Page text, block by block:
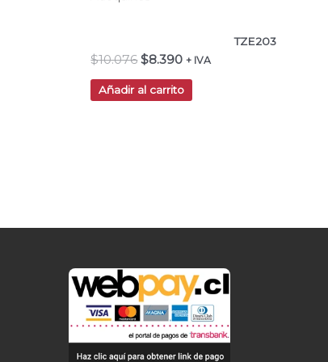
TZE203
$10.076 $8.390 + IVA
Añadir al carrito